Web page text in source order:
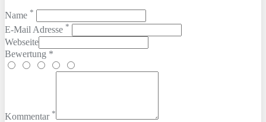
Name *
E-Mail Adresse *
Webseite
Bewertung *
Kommentar *